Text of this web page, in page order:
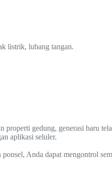
listrik, lubang tangan.
properti gedung, generasi baru
aplikasi seluler.
Anda dapat mengontrol